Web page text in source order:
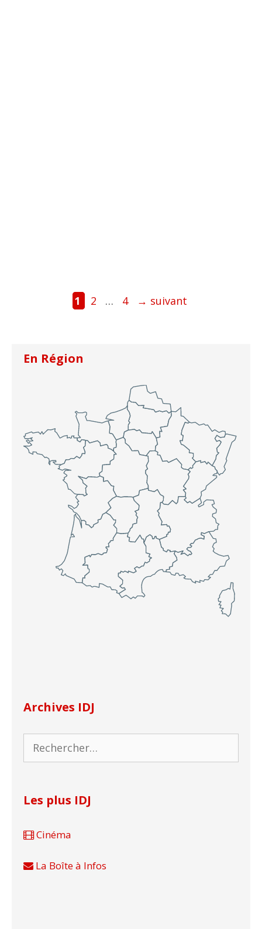
Page
1 Page
2 … Page
4 → suivant
En Région
Archives IDJ
Rechercher :
Les plus IDJ
Cinéma
La Boîte à Infos